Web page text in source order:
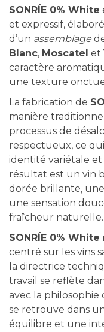
SONRÍE 0% White
et expressif,
d’un assemblage
Blanc, Moscatel et
caractère
une texture
La fabrication de
manière
processus de
respectueux, ce
identité variétale et
résultat est un vin
dorée brillante,
une sensation
fraîcheur naturelle.
SONRÍE 0% White
centré sur les vins
la directrice
travail se reflète
avec la
se retrouve dans
équilibre et une